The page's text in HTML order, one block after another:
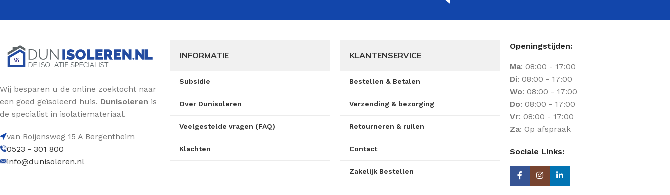
Wij besparen u de online zoektocht naar
een goed geïsoleerd huis. Dunisoleren is
de specialist in isolatiemateriaal.
van Roijensweg 15 A Bergentheim
0523 - 301 800
info@dunisoleren.nl
INFORMATIE
Subsidie
Over Dunisoleren
Veelgestelde vragen (FAQ)
Klachten
KLANTENSERVICE
Bestellen & Betalen
Verzending & bezorging
Retourneren & ruilen
Contact
Zakelijk Bestellen
Openingstijden:
Ma: 08:00 - 17:00
Di: 08:00 - 17:00
Wo: 08:00 - 17:00
Do: 08:00 - 17:00
Vr: 08:00 - 17:00
Za: Op afspraak
Sociale Links: